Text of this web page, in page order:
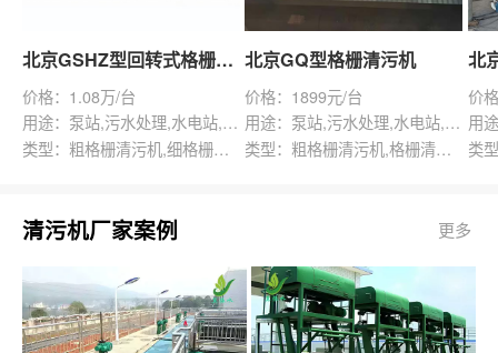
北京GSHZ型回转式格栅除污机
价格：1.08万/台
用途：泵站,污水处理,水电站,自来水厂,渠道,水产养殖,化工,纺织,给排水工程
类型：粗格栅清污机,细格栅清污机,格栅清污机,回转式清污机
北京GQ型格栅清污机
价格：1899元/台
用途：泵站,污水处理,水电站,自来水厂,给排水工程
类型：粗格栅清污机,格栅清污机,回转式清污机
价
清污机厂家案例 更多